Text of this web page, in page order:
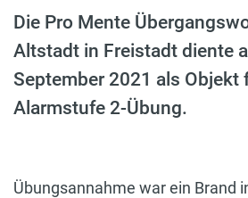
Die Pro Mente
Altstadt in Freistadt diente
September 2021 als Objekt
Alarmstufe 2-Übung.
Übungsannahme war ein Brand